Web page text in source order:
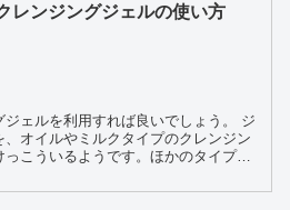
レンジングジェルの使い方
ェルを利用すれば良いでしょう。 ジ
、オイルやミルクタイプのクレンジン
こういるようです。ほかのタイプと